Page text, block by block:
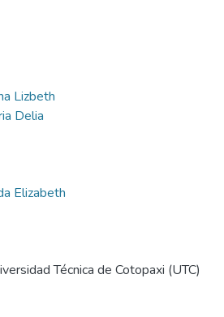
Lizbeth
Delia
Elizabeth
Técnica de Cotopaxi (UTC)